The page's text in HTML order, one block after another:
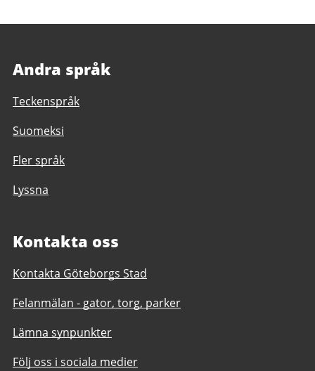
Andra språk
Teckenspråk
Suomeksi
Fler språk
Lyssna
Kontakta oss
Kontakta Göteborgs Stad
Felanmälan - gator, torg, parker
Lämna synpunkter
Följ oss i sociala medier